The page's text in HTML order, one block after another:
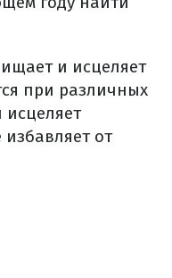
и исцеляет
при различных
исцеляет
от